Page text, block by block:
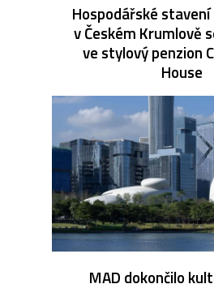
Hospodářské
v Českém Krumlově
ve stylový penzion
House
MAD dokončilo